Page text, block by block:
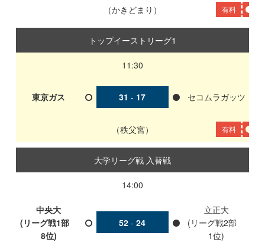
かきどまり 有料
トップイーストリーグ1
11:30
東京ガス 31 - 17 セコムラガッツ
秩父宮 有料
大学リーグ戦 入替戦
14:00
中央大
(リーグ戦1部
8位)
52 - 24
立正大
(リーグ戦2部
1位)